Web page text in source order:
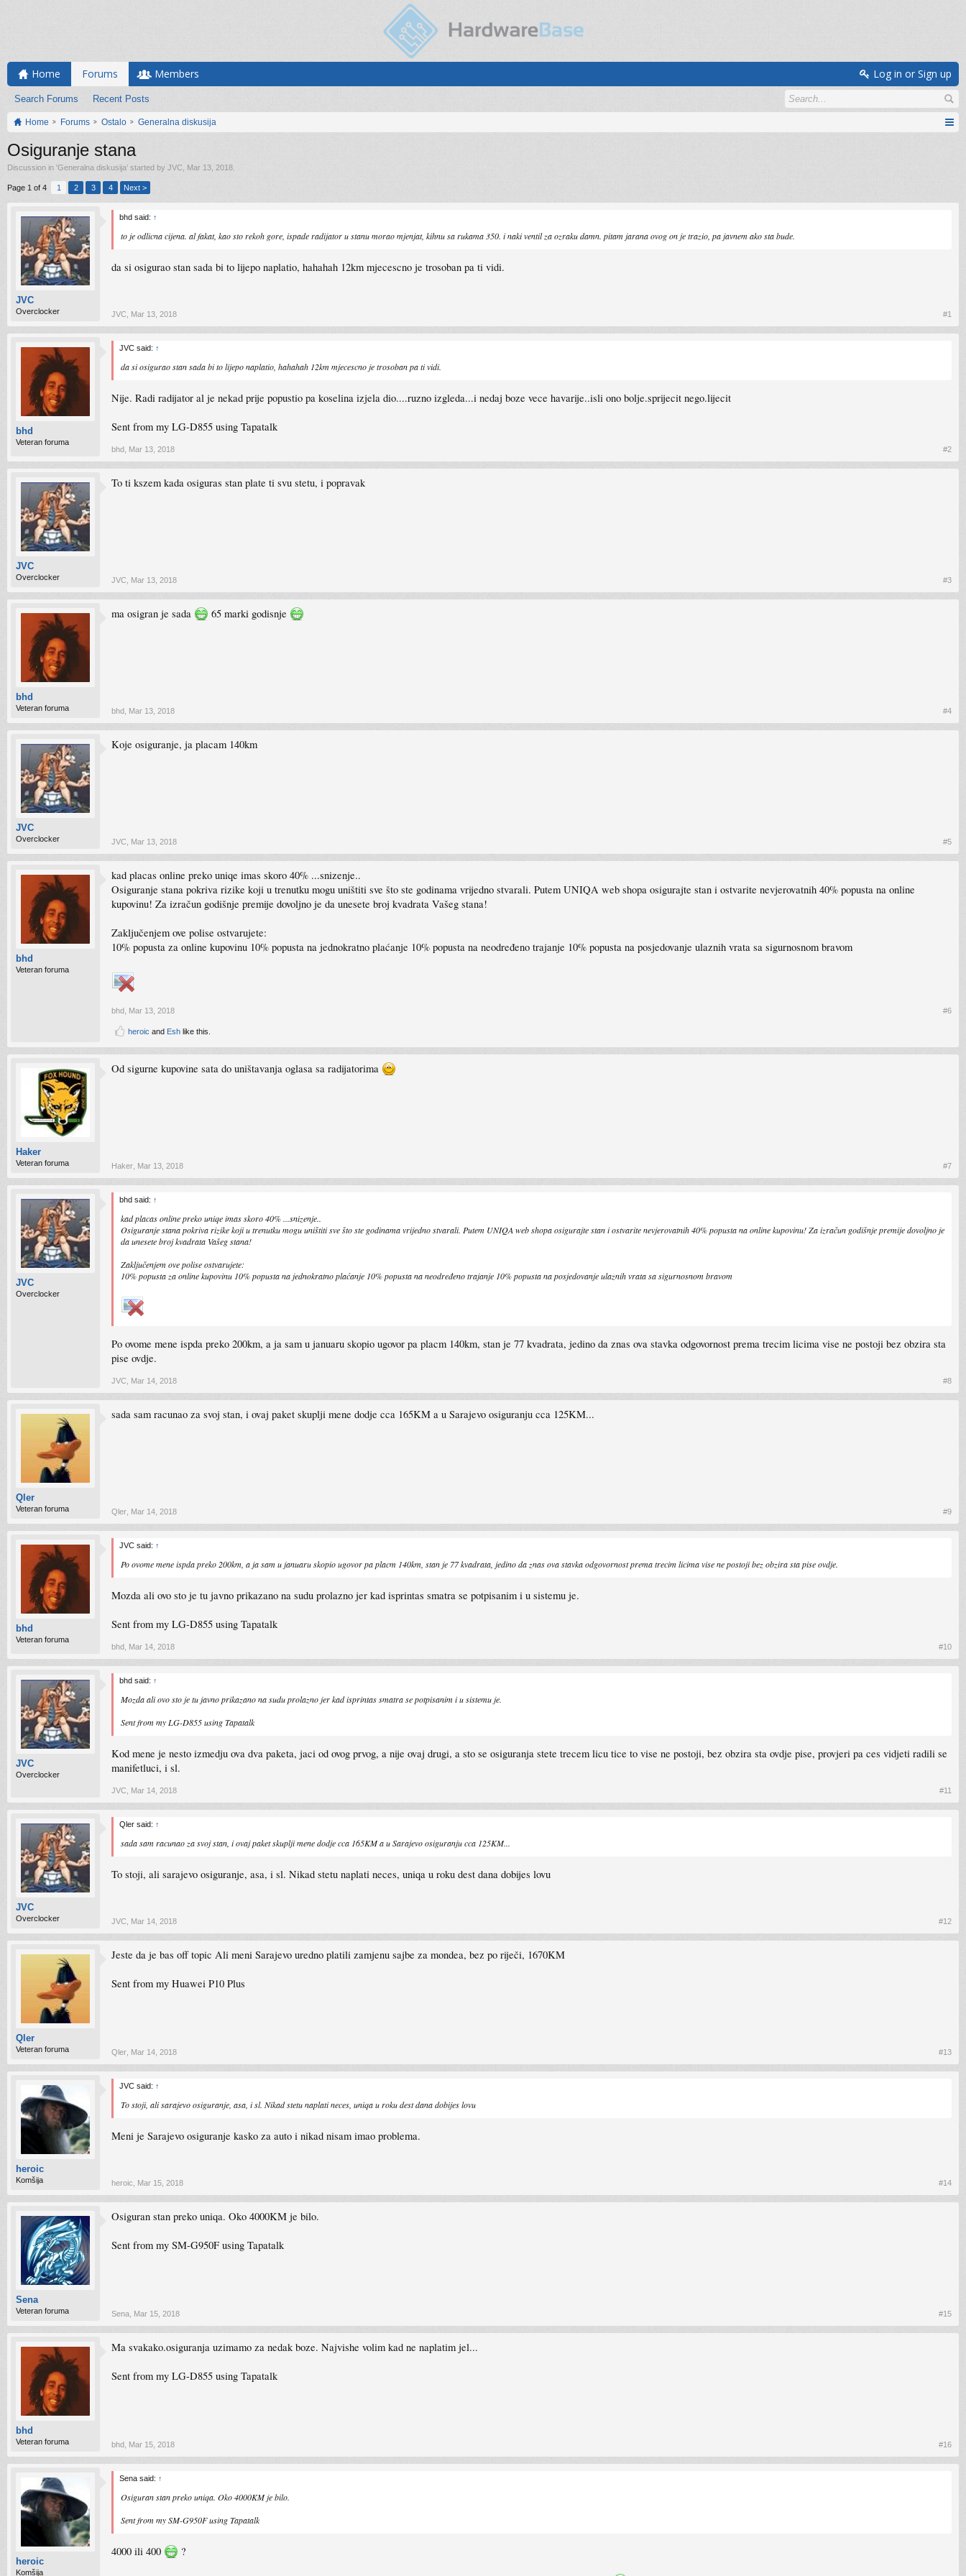
Home Forums
Search Forums Recent Posts
Members Log in or Sign up
Home Forums Ostalo Generalna diskusija
Osiguranje stana
Discussion in 'Generalna diskusija' started by JVC Mar 13, 2018
Page 1 of 4 1 2 3 4 Next >
JVC
Overclocker
bhd said: ↑
to je odlicna cijena. al fakat, kao sto rekoh gore, ispade radijator u stanu morao mjenjat, kihnu sa rukama 350. i naki ventil za ozraku damn. pitam jarana ovog on je trazio, pa javnem ako sta bude.
da si osigurao stan sada bi to lijepo naplatio, hahahah 12km mjecescno je trosoban pa ti vidi.
JVC Mar 13, 2018 #1
bhd
Veteran foruma
JVC said: ↑
da si osigurao stan sada bi to lijepo naplatio, hahahah 12km mjecescno je trosoban pa ti vidi.
Nije. Radi radijator al je nekad prije popustio pa koselina izjela dio....ruzno izgleda...i nedaj boze vece havarije..isli ono bolje.sprijecit nego.lijecit
Sent from my LG-D855 using Tapatalk
bhd Mar 13, 2018 #2
JVC
Overclocker
To ti kszem kada osiguras stan plate ti svu stetu, i popravak
JVC Mar 13, 2018 #3
bhd
Veteran foruma
ma osigran je sada 65 marki godisnje
bhd Mar 13, 2018 #4
JVC
Overclocker
Koje osiguranje, ja placam 140km
JVC Mar 13, 2018 #5
bhd
Veteran foruma
kad placas online preko uniqe imas skoro 40% ...snizenje..
Osiguranje stana pokriva rizike koji u trenutku mogu uništiti sve što ste godinama vrijedno stvarali. Putem UNIQA web shopa osigurajte stan i ostvarite nevjerovatnih 40% popusta na online
kupovinu! Za izračun godišnje premije dovoljno je da unesete broj kvadrata Vašeg stana!
Zaključenjem ove polise ostvarujete:
10% popusta za online kupovinu 10% popusta na jednokratno plaćanje 10% popusta na neodređeno trajanje 10% popusta na posjedovanje ulaznih vrata sa sigurnosnom bravom
bhd Mar 13, 2018 #6
heroic and Esh like this.
Haker
Veteran foruma
Od sigurne kupovine sata do uništavanja oglasa sa radijatorima
Haker Mar 13, 2018 #7
JVC
Overclocker
bhd said: ↑
kad placas online preko uniqe imas skoro 40% ...snizenje..
Osiguranje stana pokriva rizike koji u trenutku mogu uništiti sve što ste godinama vrijedno stvarali. Putem UNIQA web shopa osigurajte stan i ostvarite nevjerovatnih 40% popusta na online kupovinu! Za izračun godišnje premije dovoljno je
da unesete broj kvadrata Vašeg stana!
Zaključenjem ove polise ostvarujete:
10% popusta za online kupovinu 10% popusta na jednokratno plaćanje 10% popusta na neodređeno trajanje 10% popusta na posjedovanje ulaznih vrata sa sigurnosnom bravom
Po ovome mene ispda preko 200km, a ja sam u januaru skopio ugovor pa placm 140km, stan je 77 kvadrata, jedino da znas ova stavka odgovornost prema trecim licima vise ne postoji bez obzira sta
pise ovdje.
JVC Mar 14, 2018 #8
Qler
Veteran foruma
sada sam racunao za svoj stan, i ovaj paket skuplji mene dodje cca 165KM a u Sarajevo osiguranju cca 125KM...
Qler Mar 14, 2018 #9
bhd
Veteran foruma
JVC said: ↑
Po ovome mene ispda preko 200km, a ja sam u januaru skopio ugovor pa placm 140km, stan je 77 kvadrata, jedino da znas ova stavka odgovornost prema trecim licima vise ne postoji bez obzira sta pise ovdje.
Mozda ali ovo sto je tu javno prikazano na sudu prolazno jer kad isprintas smatra se potpisanim i u sistemu je.
Sent from my LG-D855 using Tapatalk
bhd Mar 14, 2018 #10
JVC
Overclocker
bhd said: ↑
Mozda ali ovo sto je tu javno prikazano na sudu prolazno jer kad isprintas smatra se potpisanim i u sistemu je.
Sent from my LG-D855 using Tapatalk
Kod mene je nesto izmedju ova dva paketa, jaci od ovog prvog, a nije ovaj drugi, a sto se osiguranja stete trecem licu tice to vise ne postoji, bez obzira sta ovdje pise, provjeri pa ces vidjeti radili se
manifetluci, i sl.
JVC Mar 14, 2018 #11
JVC
Overclocker
Qler said: ↑
sada sam racunao za svoj stan, i ovaj paket skuplji mene dodje cca 165KM a u Sarajevo osiguranju cca 125KM...
To stoji, ali sarajevo osiguranje, asa, i sl. Nikad stetu naplati neces, uniqa u roku dest dana dobijes lovu
JVC Mar 14, 2018 #12
Qler
Veteran foruma
Jeste da je bas off topic Ali meni Sarajevo uredno platili zamjenu sajbe za mondea, bez po riječi, 1670KM
Sent from my Huawei P10 Plus
Qler Mar 14, 2018 #13
heroic
Komšija
JVC said: ↑
To stoji, ali sarajevo osiguranje, asa, i sl. Nikad stetu naplati neces, uniqa u roku dest dana dobijes lovu
Meni je Sarajevo osiguranje kasko za auto i nikad nisam imao problema.
heroic Mar 15, 2018 #14
Sena
Veteran foruma
Osiguran stan preko uniqa. Oko 4000KM je bilo.
Sent from my SM-G950F using Tapatalk
Sena Mar 15, 2018 #15
bhd
Veteran foruma
Ma svakako.osiguranja uzimamo za nedak boze. Najvishe volim kad ne naplatim jel...
Sent from my LG-D855 using Tapatalk
bhd Mar 15, 2018 #16
heroic
Komšija
Sena said: ↑
Osiguran stan preko uniqa. Oko 4000KM je bilo.
Sent from my SM-G950F using Tapatalk
4000 ili 400 ?